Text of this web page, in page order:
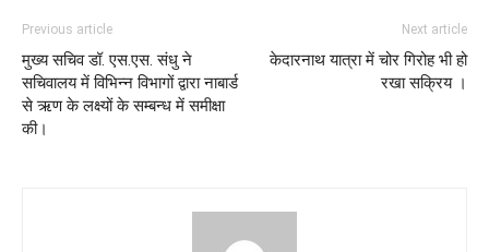
Previous article
मुख्य सचिव डॉ. एस.एस. संधु ने
सचिवालय में विभिन्न विभागों द्वारा नाबार्ड
से ऋण के लक्ष्यों के सम्बन्ध में समीक्षा
की।
Next article
केदारनाथ यात्रा में चोर गिरोह भी हो
रखा सक्रिय ।